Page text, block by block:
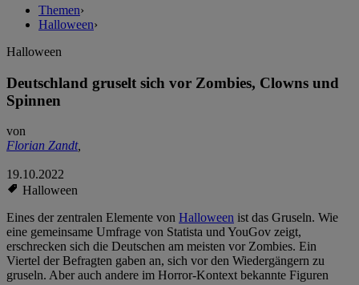
Themen›
Halloween›
Halloween
Deutschland gruselt sich vor Zombies, Clowns und
Spinnen
von
Florian Zandt,
19.10.2022
Halloween
Eines der zentralen Elemente von Halloween ist das Gruseln. Wie
eine gemeinsame Umfrage von Statista und YouGov zeigt,
erschrecken sich die Deutschen am meisten vor Zombies. Ein
Viertel der Befragten gaben an, sich vor den Wiedergängern zu
gruseln. Aber auch andere im Horror-Kontext bekannte Figuren